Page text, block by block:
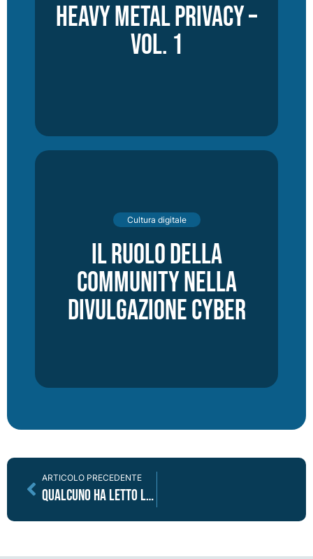
Heavy Metal Privacy –
vol. 1
Cultura digitale
Il ruolo della
community nella
divulgazione cyber
ARTICOLO PRECEDENTE
Qualcuno ha letto la privacy policy di Vitruvian?